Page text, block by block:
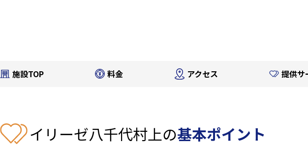
施設TOP 料金 アクセス 提供サ
イリーゼ八千代村上の基本ポイント